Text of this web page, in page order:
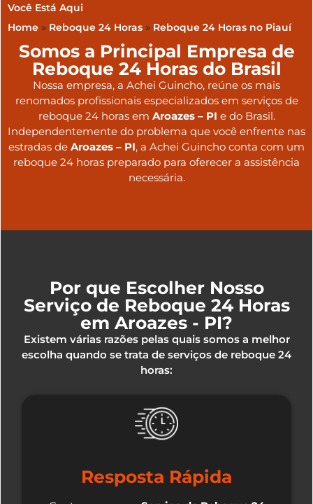
Você Está Aqui
Home » Reboque 24 Horas » Reboque 24 Horas no Piauí
Somos a Principal Empresa de
Reboque 24 Horas do Brasil
Nossa empresa, a Achei Guincho, reúne os mais
renomados profissionais especializados em serviços de
reboque 24 horas em Aroazes – PI e do Brasil.
Independentemente do problema que você enfrente nas
estradas de Aroazes – PI, a Achei Guincho conta com um
reboque 24 horas preparado para oferecer a assistência
necessária.
Por que Escolher Nosso
Serviço de Reboque 24 Horas
em Aroazes - PI?
Existem várias razões pelas quais somos a melhor
escolha quando se trata de serviços de reboque 24
horas:
Resposta Rápida